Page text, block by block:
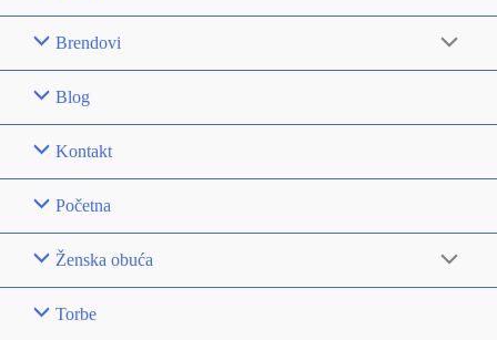
Brendovi
Blog
Kontakt
Početna
Ženska obuća
Torbe